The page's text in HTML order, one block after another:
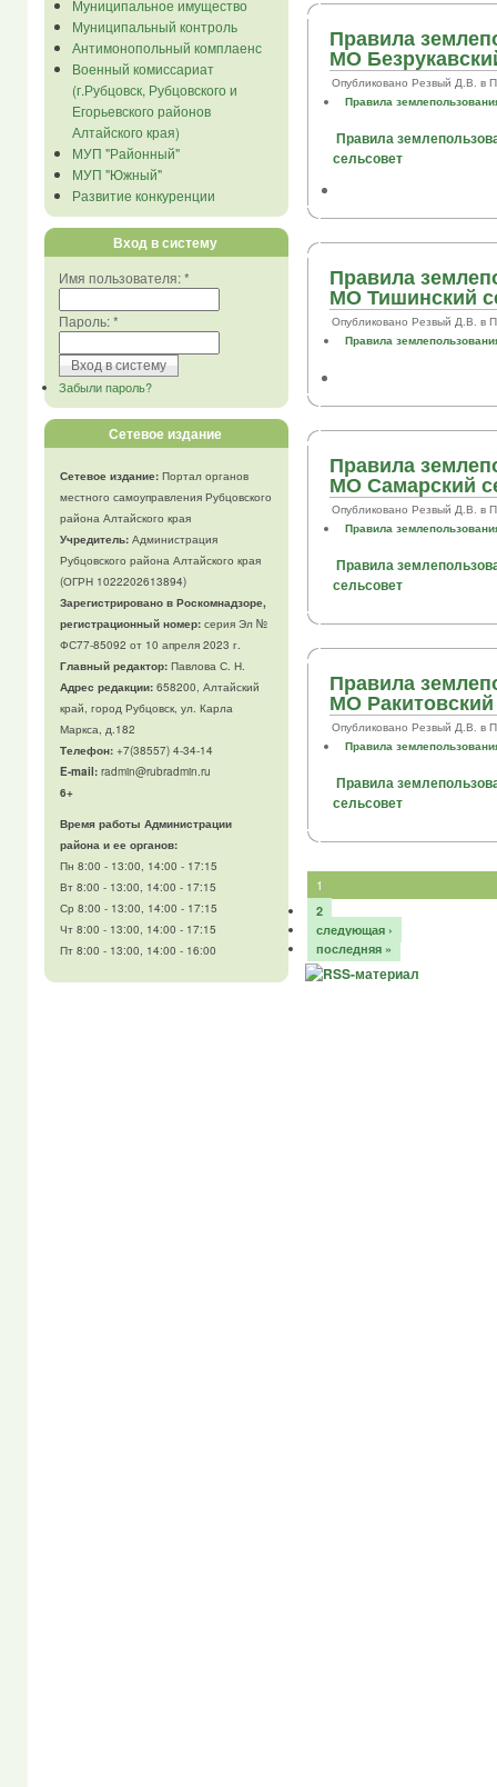
Муниципальное имущество
Муниципальный контроль
Антимонопольный комплаенс
Военный комиссариат
(г.Рубцовск, Рубцовского и
Егорьевского районов
Алтайского края)
МУП "Районный"
МУП "Южный"
Развитие конкуренции
Вход в систему
Имя пользователя:*
Пароль:*
Забыли пароль?
Сетевое издание
Сетевое издание:Портал органов
местного самоуправления Рубцовского
района Алтайского края
Учредитель:Администрация
Рубцовского района Алтайского края
(ОГРН 1022202613894)
Зарегистрировано в Роскомнадзоре,
регистрационный номер:серия Эл №
ФС77-85092 от 10 апреля 2023 г.
Главный редактор:Павлова С. Н.
Адрес редакции:658200, Алтайский
край, город Рубцовск, ул. Карла
Маркса, д.182
Телефон:+7(38557) 4-34-14
E-mail:radmin@rubradmin.ru
6+
Время работы Администрации
района и ее органов:
Пн 8:00 - 13:00, 14:00 - 17:15
Вт 8:00 - 13:00, 14:00 - 17:15
Ср 8:00 - 13:00, 14:00 - 17:15
Чт 8:00 - 13:00, 14:00 - 17:15
Пт 8:00 - 13:00, 14:00 - 16:00
Правила
МО
Опубликовано Резвый Д.В. в
Правила
Правила
сельсовет
Правила
МО Тишинский
Опубликовано Резвый Д.В. в
Правила
Правила
МО Самарский
Опубликовано Резвый Д.В. в
Правила
Правила
сельсовет
Правила
МО
Опубликовано Резвый Д.В. в
Правила
Правила
сельсовет
1
2
следующая ›
последняя »